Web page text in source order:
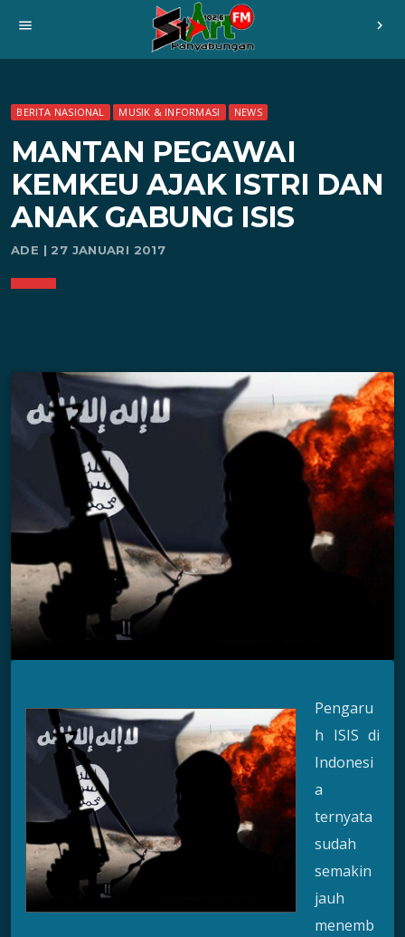
menu chevron_right
BERITA NASIONAL MUSIK & INFORMASI NEWS
MANTAN PEGAWAI
KEMKEU AJAK ISTRI DAN
ANAK GABUNG ISIS
ADE | 27 JANUARI 2017
Pengaru
h ISIS di
Indonesi
a
ternyata
sudah
semakin
jauh
menemb